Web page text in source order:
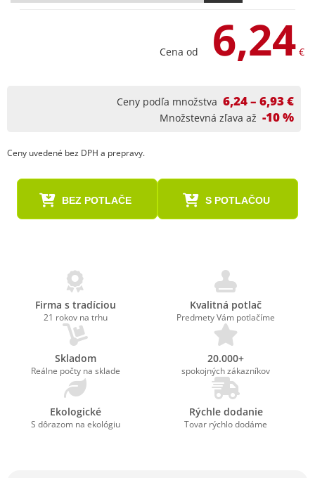
Cena od 6,24 €
Ceny podľa množstva 6,24 – 6,93 €
Množstevná zľava až -10 %
Ceny uvedené bez DPH a prepravy.
BEZ POTLAČE S POTLAČOU
Firma s tradíciou
21 rokov na trhu
Kvalitná potlač
Predmety Vám potlačíme
Skladom
Reálne počty na sklade
20.000+
spokojných zákazníkov
Ekologické
S dôrazom na ekológiu
Rýchle dodanie
Tovar rýchlo dodáme